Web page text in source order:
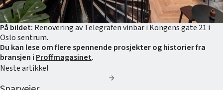
På bildet: Renovering av Telegrafen vinbar i Kongens gate 21 i
Oslo sentrum.
Du kan lese om flere spennende prosjekter og historier fra
bransjen i Proffmagasinet.
Neste artikkel
arrow_forward